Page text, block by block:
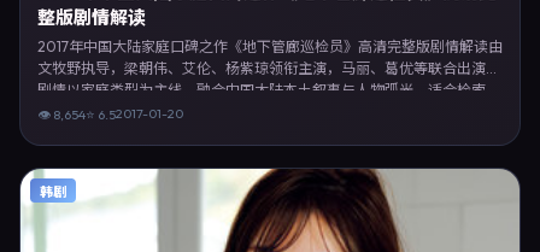
整版剧情解读
2017年中国大陆家庭口碑之作《地下管廊巡检员》高清完整版剧情解读由
文牧野执导，梁朝伟、艾伦、杨紫琼领衔主演，马丽、葛优等联合出演。
剧情以家庭类型为主线，融合中国大陆本土叙事与人物弧光，适合检索
「家庭电影 中国大陆 文牧野 梁朝伟」等关键词的观众。2017年1月20日
用素材。
👁 8,654⭐ 6.52017-01-20
韩剧